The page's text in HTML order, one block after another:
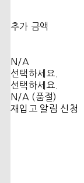
추가 금액
N/A
선택하세요.
선택하세요.
N/A (품절)
재입고 알림 신청